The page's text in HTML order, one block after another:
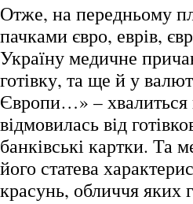
Отже, на передньому
пачками євро, еврів,
Україну медичне
готівку, та ще й у
Європи…» – хвалиться
відмовилась від
банківські картки. Та
його статева
красунь, обличчя яких